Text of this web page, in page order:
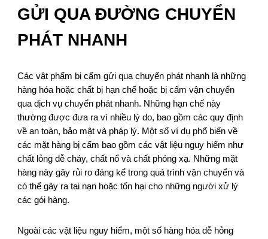
GỬI QUA ĐƯỜNG CHUYỂN
PHÁT NHANH
Các vật phẩm bị cấm gửi qua chuyển phát nhanh là những
hàng hóa hoặc chất bị hạn chế hoặc bị cấm vận chuyển
qua dịch vụ chuyển phát nhanh. Những hạn chế này
thường được đưa ra vì nhiều lý do, bao gồm các quy định
về an toàn, bảo mật và pháp lý. Một số ví dụ phổ biến về
các mặt hàng bị cấm bao gồm các vật liệu nguy hiểm như
chất lỏng dễ cháy, chất nổ và chất phóng xạ. Những mặt
hàng này gây rủi ro đáng kể trong quá trình vận chuyển và
có thể gây ra tai nạn hoặc tổn hại cho những người xử lý
các gói hàng.
Ngoài các vật liệu nguy hiểm, một số hàng hóa dễ hỏng